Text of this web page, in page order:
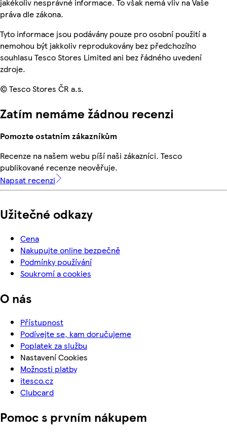
práva dle zákona.
Tyto informace jsou podávány pouze pro osobní použití a
nemohou být jakkoliv reprodukovány bez předchozího
souhlasu Tesco Stores Limited ani bez řádného uvedení
zdroje.
© Tesco Stores ČR a.s.
Zatím nemáme žádnou recenzi
Pomozte ostatním zákazníkům
Recenze na našem webu píší naši zákazníci. Tesco
publikované recenze neověřuje.
Napsat recenzi
Užitečné odkazy
Cena
Nakupujte online bezpečně
Podmínky používání
Soukromí a cookies
O nás
Přístupnost
Podívejte se, kam doručujeme
Poplatek za službu
Nastavení Cookies
Možnosti platby
itesco.cz
Clubcard
Pomoc s prvním nákupem